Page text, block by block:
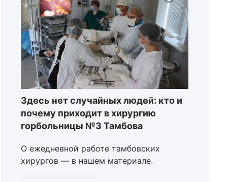
Здесь нет случайных людей: кто и
почему приходит в хирургию
горбольницы №3 Тамбова
О ежедневной работе тамбовских
хирургов — в нашем материале.